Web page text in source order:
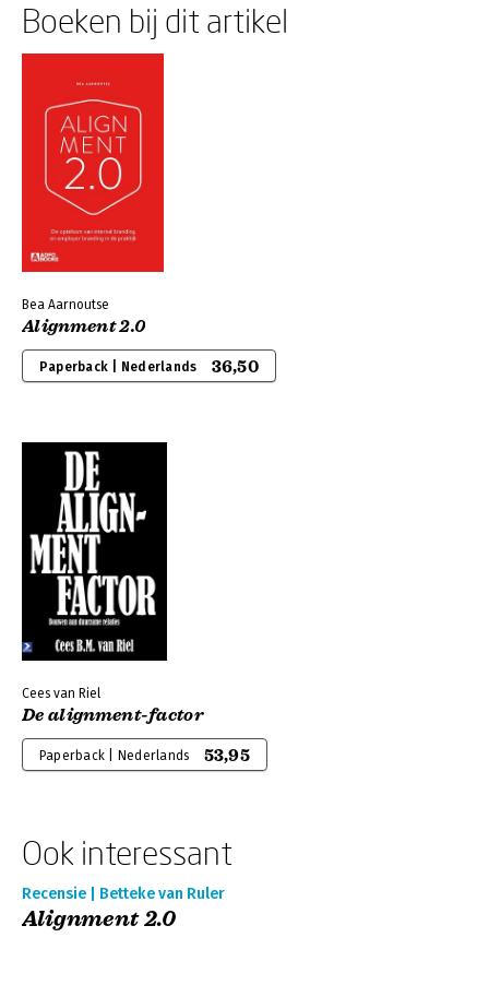
Boeken bij dit artikel
Bea Aarnoutse
Alignment 2.0
Paperback | Nederlands 36,50
Cees van Riel
De alignment-factor
Paperback | Nederlands 53,95
Ook interessant
Recensie | Betteke van Ruler
Alignment 2.0